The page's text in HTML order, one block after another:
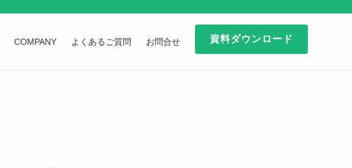
COMPANY よくあるご質問 お問合せ 資料ダウンロード